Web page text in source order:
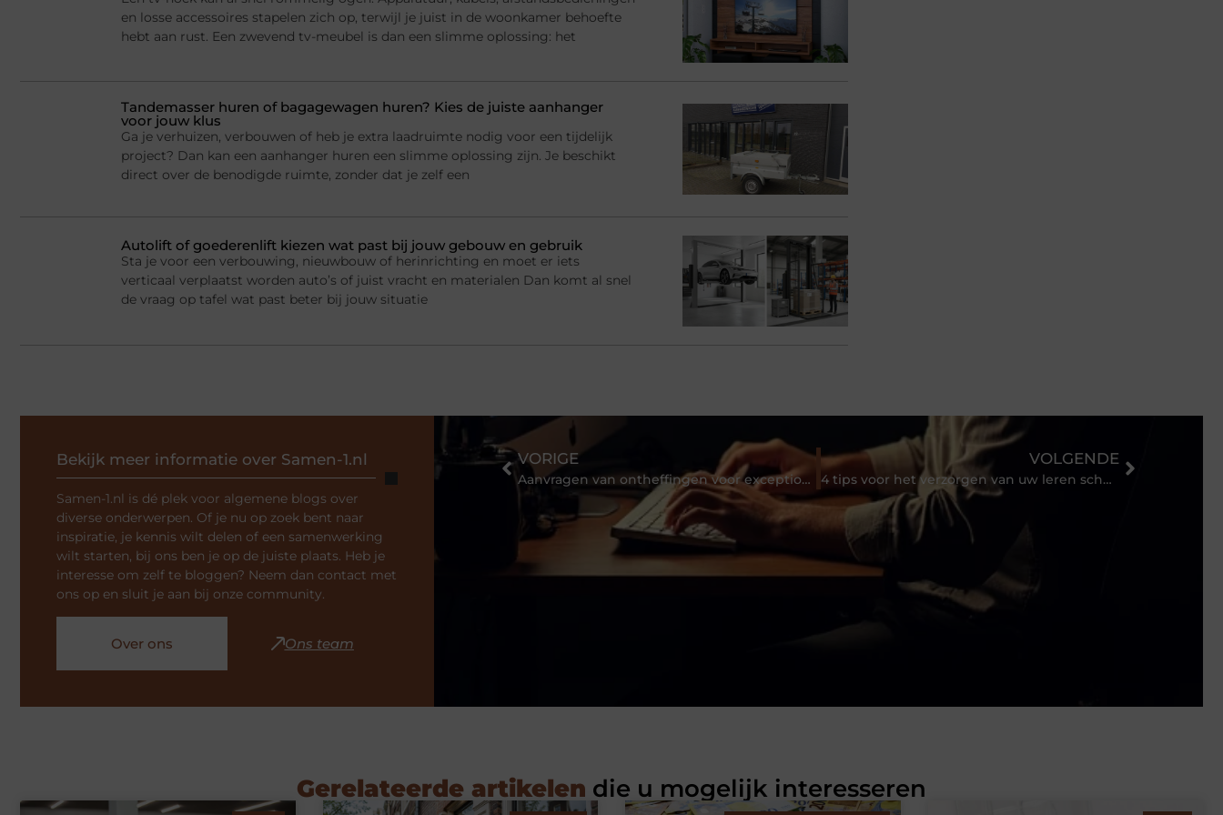
en losse accessoires stapelen zich op, terwijl je juist in de woonkamer behoefte
hebt aan rust. Een zwevend tv-meubel is dan een slimme oplossing: het
Tandemasser huren of bagagewagen huren? Kies de juiste aanhanger
voor jouw klus
Ga je verhuizen, verbouwen of heb je extra laadruimte nodig voor een tijdelijk
project? Dan kan een aanhanger huren een slimme oplossing zijn. Je beschikt
direct over de benodigde ruimte, zonder dat je zelf een
Autolift of goederenlift kiezen wat past bij jouw gebouw en gebruik
Sta je voor een verbouwing, nieuwbouw of herinrichting en moet er iets
verticaal verplaatst worden auto’s of juist vracht en materialen Dan komt al snel
de vraag op tafel wat past beter bij jouw situatie
Bekijk meer informatie over Samen-1.nl
Samen-1.nl is dé plek voor algemene blogs over
diverse onderwerpen. Of je nu op zoek bent naar
inspiratie, je kennis wilt delen of een samenwerking
wilt starten, bij ons ben je op de juiste plaats. Heb je
interesse om zelf te bloggen? Neem dan contact met
ons op en sluit je aan bij onze community.
Over ons Ons team
VORIGE
Aanvragen van ontheffingen voor exceptioneel transport
VOLGENDE
4 tips voor het verzorgen van uw leren schoenen
Gerelateerde artikelen die u mogelijk interesseren